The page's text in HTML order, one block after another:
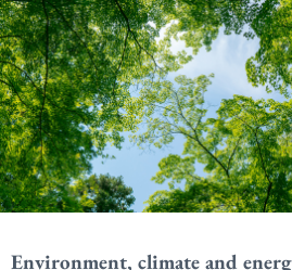
Environment, climate and